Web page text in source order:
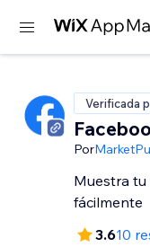
Verificada
Por
Muestra
fácilmente
3.610